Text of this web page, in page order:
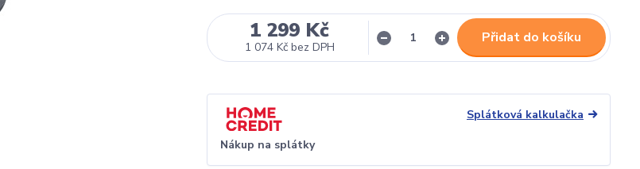
1 299 Kč
1 074 Kč bez DPH
Přidat do košíku
Splátková kalkulačka
Nákup na splátky